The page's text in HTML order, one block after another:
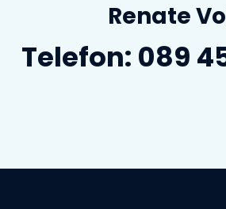
Renate
Telefon: 089